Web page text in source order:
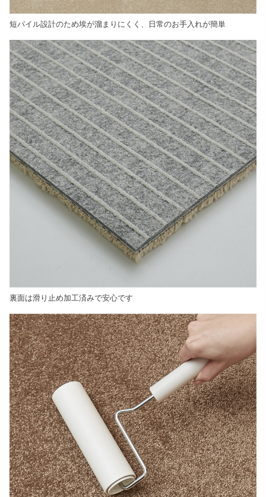
短パイル設計のため埃が溜まりにくく、日常のお手入れが簡単
裏面は滑り止め加工済みで安心です